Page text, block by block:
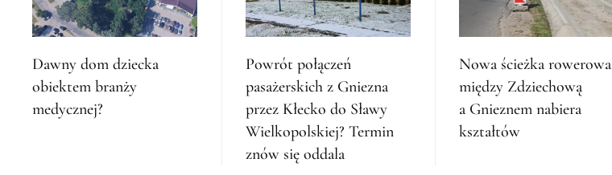
Dawny dom dziecka
obiektem branży
medycznej?
Powrót połączeń
pasażerskich z Gniezna
przez Kłecko do Sławy
Wielkopolskiej? Termin
znów się oddala
Nowa ścieżka rowerowa
między Zdziechową
a Gnieznem nabiera
kształtów